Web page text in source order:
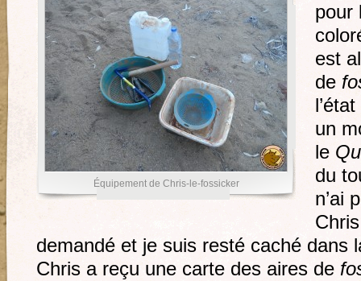
Équipement de Chris-le-fossicker
pour
est
de
un
le
du
n’ai
demandé et je suis resté caché dans
Chris a reçu une carte des aires de